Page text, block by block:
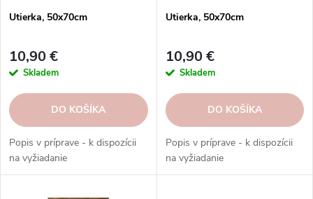
u
t
o
v
d
k
t
v
Utierka, 50x70cm
10,90 €
Skladem
DO KOŠÍKA
Popis v príprave - k dispozícii
na vyžiadanie
Utierka, 50x70cm
10,90 €
Skladem
DO KOŠÍKA
Popis v príprave - k dispozícii
na vyžiadanie